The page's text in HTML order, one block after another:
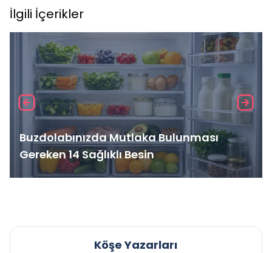
İlgili İçerikler
Buzdolabınızda Mutlaka Bulunması
Gereken 14 Sağlıklı Besin
Köşe Yazarları